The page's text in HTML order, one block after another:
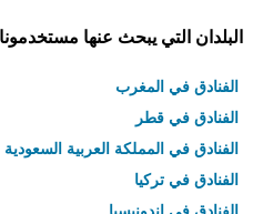
البلدان التي يبحث عنها مستخدمونا
الفنادق في المغرب
الفنادق في قطر
الفنادق في المملكة العربية السعودية
الفنادق في تركيا
الفنادق في إندونيسيا